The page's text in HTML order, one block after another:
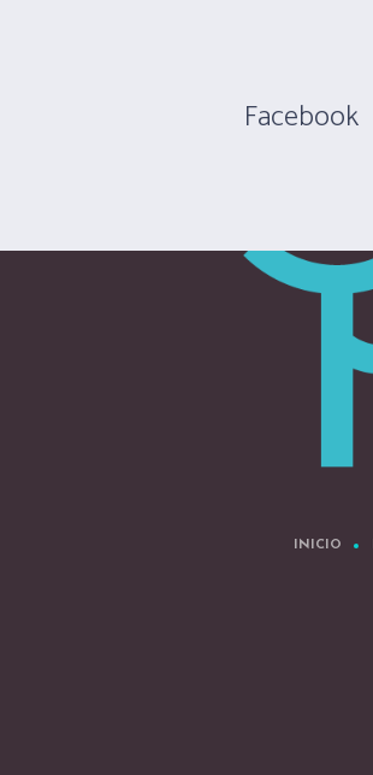
Facebook
INICIO